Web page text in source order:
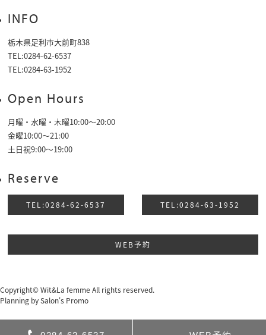
INFO
栃木県足利市大前町838
TEL:0284-62-6537
TEL:0284-63-1952
Open Hours
月曜・水曜・木曜10:00～20:00
金曜10:00〜21:00
土日祝9:00〜19:00
Reserve
TEL:0284-62-6537 TEL:0284-63-1952
WEB予約
Copyright© Wit&La femme All rights reserved.
Planning bySalon's Promo